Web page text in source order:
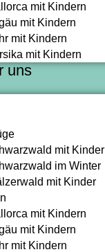
mit Kindern
mit Kindern
mit Kindern
mit Kindern
uns
mit Kinder
im Winter
mit Kinder
mit Kindern
mit Kindern
mit Kindern